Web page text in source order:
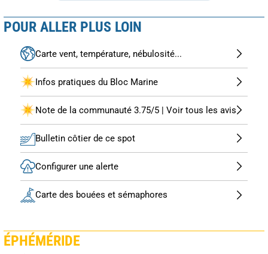
POUR ALLER PLUS LOIN
Carte vent, température, nébulosité...
Infos pratiques du Bloc Marine
Note de la communauté 3.75/5 | Voir tous les avis
Bulletin côtier de ce spot
Configurer une alerte
Carte des bouées et sémaphores
ÉPHÉMÉRIDE